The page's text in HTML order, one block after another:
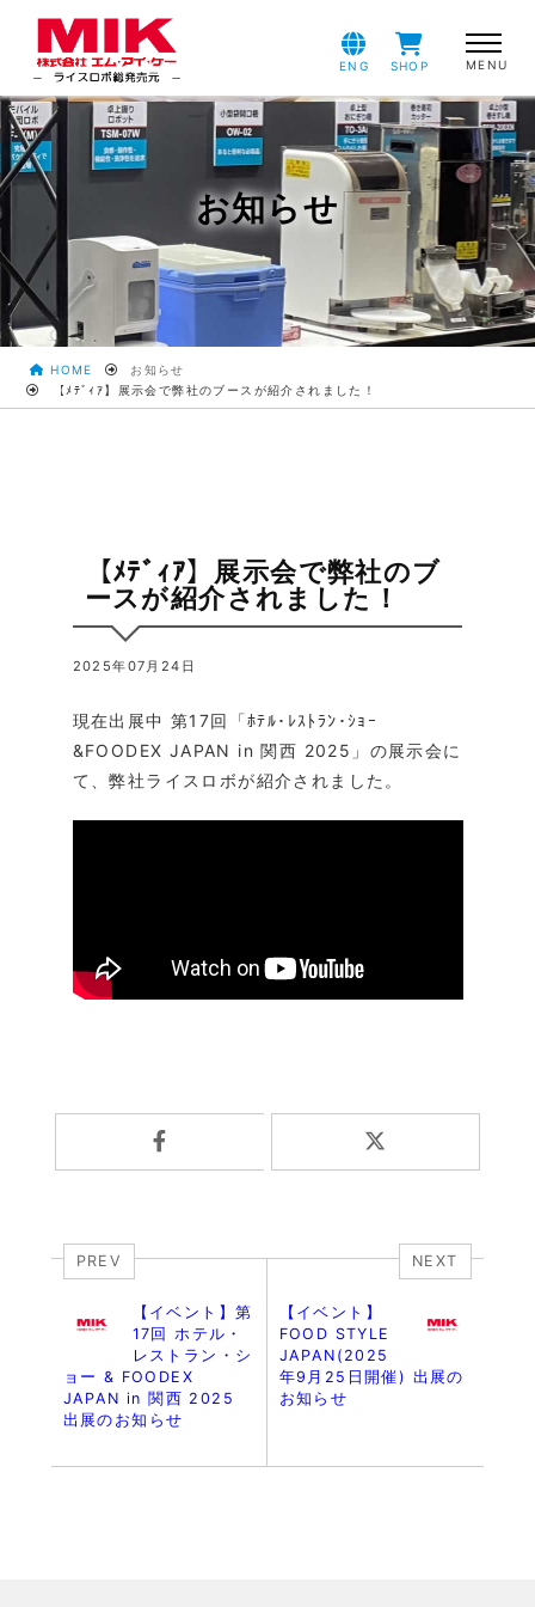
ENG SHOP
お知らせ
HOME
お知らせ
【ﾒﾃﾞｨｱ】展示会で弊社のブースが紹介されました！
【ﾒﾃﾞｨｱ】展示会で弊社のブ
ースが紹介されました！
2025年07月24日
現在出展中 第17回「ﾎﾃﾙ･ﾚｽﾄﾗﾝ･ｼｮｰ
&FOODEX JAPAN in 関西 2025」の展示会に
て、弊社ライスロボが紹介されました。
PREV
【イベント】第
17回 ホテル・
レストラン・シ
ョー & FOODEX
JAPAN in 関西 2025
出展のお知らせ
NEXT
【イベント】
FOOD STYLE
JAPAN(2025
年9月25日開催) 出展の
お知らせ